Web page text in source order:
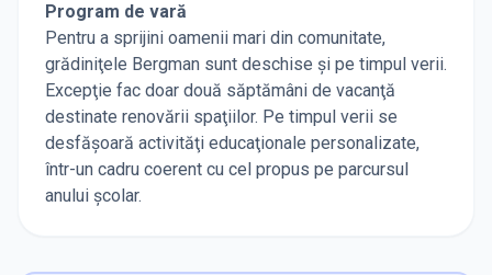
Program de vară
Pentru a sprijini oamenii mari din comunitate,
grădiniţele Bergman sunt deschise şi pe timpul verii.
Excepţie fac doar două săptămâni de vacanţă
destinate renovării spaţiilor. Pe timpul verii se
desfăşoară activităţi educaţionale personalizate,
într-un cadru coerent cu cel propus pe parcursul
anului şcolar.